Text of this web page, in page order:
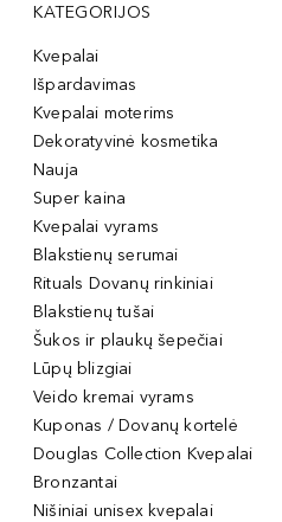
KATEGORIJOS
Kvepalai
Išpardavimas
Kvepalai moterims
Dekoratyvinė kosmetika
Nauja
Super kaina
Kvepalai vyrams
Blakstienų serumai
Rituals Dovanų rinkiniai
Blakstienų tušai
Šukos ir plaukų šepečiai
Lūpų blizgiai
Veido kremai vyrams
Kuponas / Dovanų kortelė
Douglas Collection Kvepalai
Bronzantai
Nišiniai unisex kvepalai